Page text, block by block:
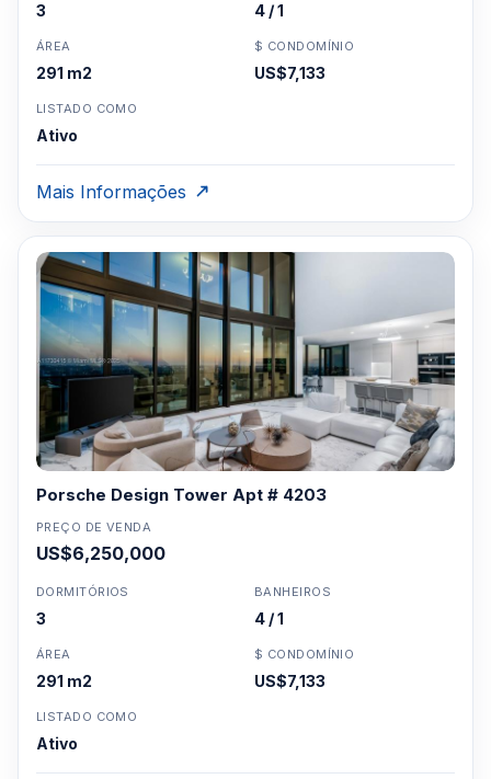
3 4 / 1
ÁREA
291 m2
$ CONDOMÍNIO
US$7,133
LISTADO COMO
Ativo
Mais Informações
Porsche Design Tower Apt # 4203
PREÇO DE VENDA
US$6,250,000
DORMITÓRIOS
3
BANHEIROS
4 / 1
ÁREA
291 m2
$ CONDOMÍNIO
US$7,133
LISTADO COMO
Ativo